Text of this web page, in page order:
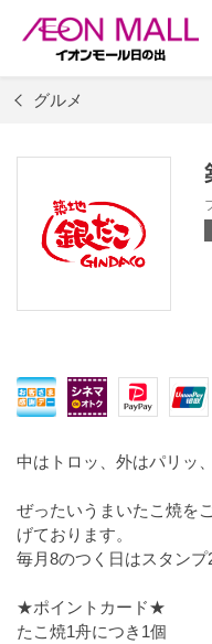
グルメ
中はトロッ、外はパリッ
ぜったいうまいたこ焼を
げております。
毎月8のつく日はスタンプ
★ポイントカード★
たこ焼1舟につき1個